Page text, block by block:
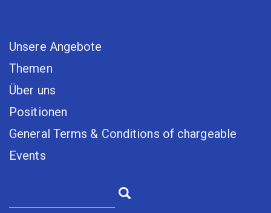
Unsere Angebote
Themen
Über uns
Positionen
General Terms & Conditions of chargeable
Events